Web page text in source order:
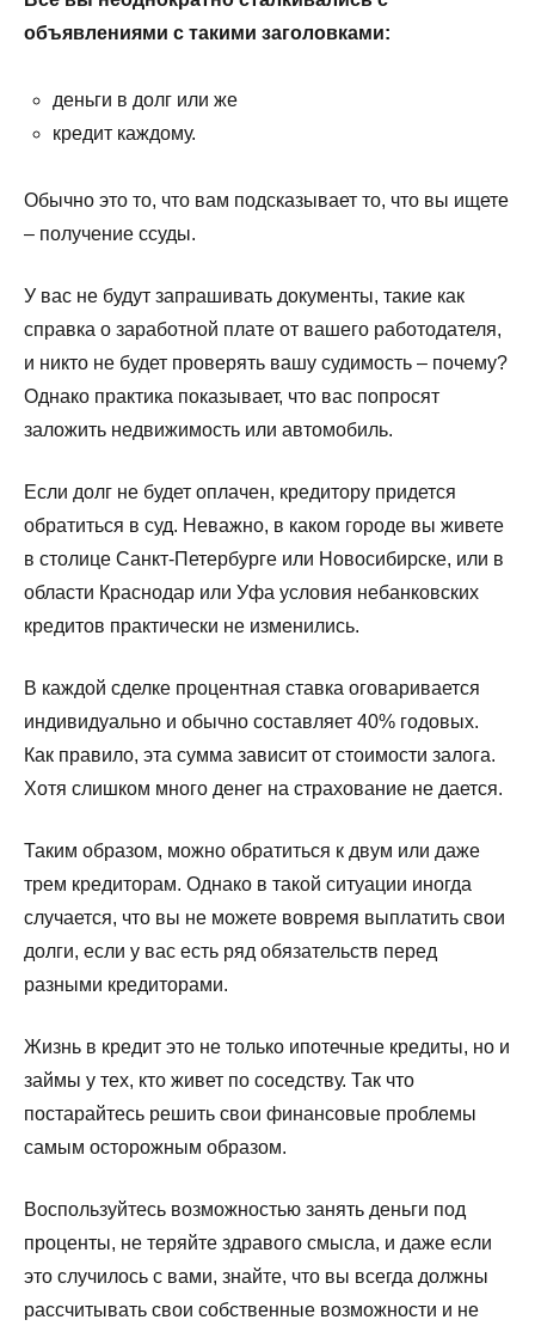
объявлениями с такими заголовками:
деньги в долг или же
кредит каждому.
Обычно это то, что вам подсказывает то, что вы ищете
– получение ссуды.
У вас не будут запрашивать документы, такие как
справка о заработной плате от вашего работодателя,
и никто не будет проверять вашу судимость – почему?
Однако практика показывает, что вас попросят
заложить недвижимость или автомобиль.
Если долг не будет оплачен, кредитору придется
обратиться в суд. Неважно, в каком городе вы живете
в столице Санкт-Петербурге или Новосибирске, или в
области Краснодар или Уфа условия небанковских
кредитов практически не изменились.
В каждой сделке процентная ставка оговаривается
индивидуально и обычно составляет 40% годовых.
Как правило, эта сумма зависит от стоимости залога.
Хотя слишком много денег на страхование не дается.
Таким образом, можно обратиться к двум или даже
трем кредиторам. Однако в такой ситуации иногда
случается, что вы не можете вовремя выплатить свои
долги, если у вас есть ряд обязательств перед
разными кредиторами.
Жизнь в кредит это не только ипотечные кредиты, но и
займы у тех, кто живет по соседству. Так что
постарайтесь решить свои финансовые проблемы
самым осторожным образом.
Воспользуйтесь возможностью занять деньги под
проценты, не теряйте здравого смысла, и даже если
это случилось с вами, знайте, что вы всегда должны
рассчитывать свои собственные возможности и не